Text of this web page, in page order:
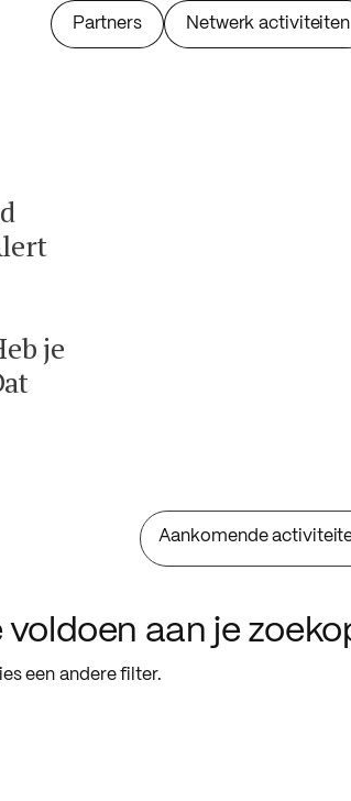
Partners Netwerk activiteiten
je
Aankomende
aan je
een andere filter.